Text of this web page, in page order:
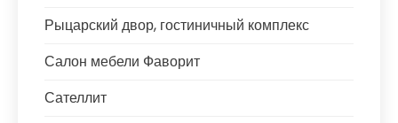
Рыцарский двор, гостиничный комплекс
Салон мебели Фаворит
Сателлит